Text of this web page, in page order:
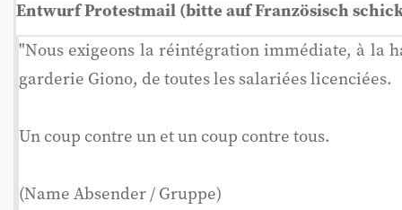
Entwurf Protestmail (bitte auf Französisch
"Nous exigeons la réintégration immédiate, à la
garderie Giono, de toutes les salariées licenciées.
Un coup contre un et un coup contre tous.
(Name Absender / Gruppe)